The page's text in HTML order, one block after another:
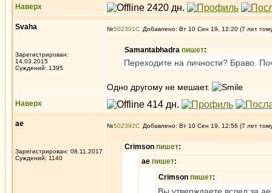
Наверх
Svaha
Зарегистрирован:
14.03.2015
Суждений: 1395
№502391 Добавлено: Вт 10 Сен 19, 12:20 (7 лет
Samantabhadra пишет:
Переходите на личности? Браво.
Одно другому не мешает.
Наверх
ae
Зарегистрирован: 08.11.2017
Суждений: 1140
№502392 Добавлено: Вт 10 Сен 19, 12:56 (7 лет
Crimson пишет:
ae пишет:
Crimson пишет: